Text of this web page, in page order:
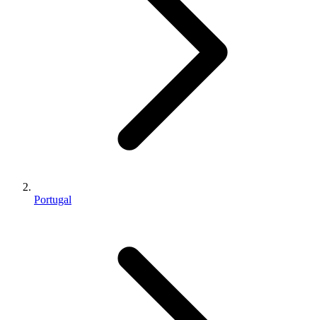
Portugal